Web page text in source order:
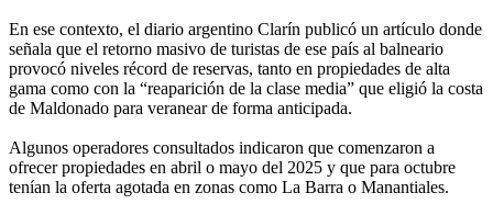
En ese contexto, el diario argentino Clarín publicó un artículo donde
señala que el retorno masivo de turistas de ese país al balneario
provocó niveles récord de reservas, tanto en propiedades de alta
gama como con la “reaparición de la clase media” que eligió la costa
de Maldonado para veranear de forma anticipada.
Algunos operadores consultados indicaron que comenzaron a
ofrecer propiedades en abril o mayo del 2025 y que para octubre
tenían la oferta agotada en zonas como La Barra o Manantiales.